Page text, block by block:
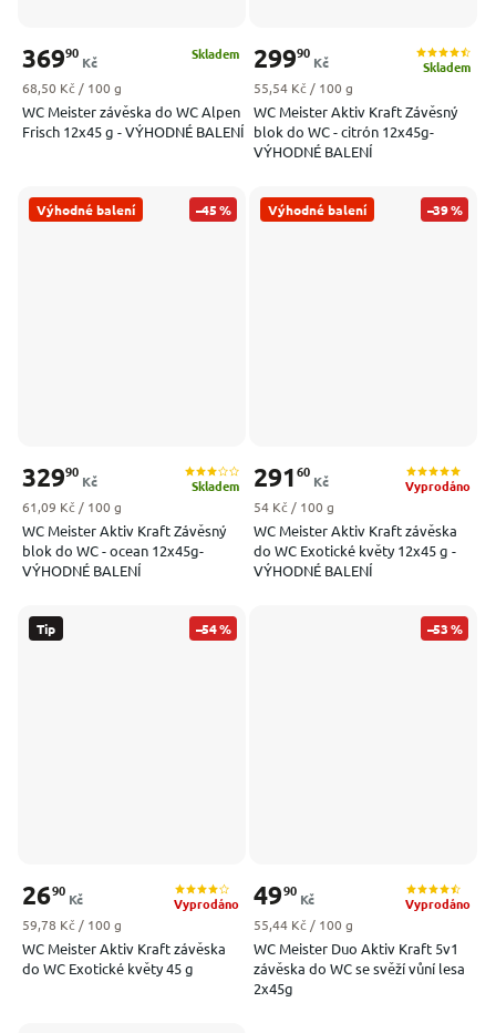
WC Meister závěska do WC Alpen
Frisch 12x45 g - VÝHODNÉ BALENÍ
Skladem
36990
Kč
Měrná cena:
68,50 Kč / 100 g
WC Meister Aktiv Kraft Závěsný
blok do WC - citrón 12x45g-
VÝHODNÉ BALENÍ
Skladem
29990
Kč
Měrná cena:
55,54 Kč / 100 g
Výhodné balení –45 %
WC Meister Aktiv Kraft Závěsný
blok do WC - ocean 12x45g-
VÝHODNÉ BALENÍ
Skladem
32990
Kč
Měrná cena:
61,09 Kč / 100 g
Výhodné balení –39 %
WC Meister Aktiv Kraft závěska
do WC Exotické květy 12x45 g -
VÝHODNÉ BALENÍ
Vyprodáno
291 60
Kč
Měrná cena:
54 Kč / 100 g
Tip –54 %
WC Meister Aktiv Kraft závěska
do WC Exotické květy 45 g
Vyprodáno
2690
Kč
Měrná cena:
59,78 Kč / 100 g
–53 %
WC Meister Duo Aktiv Kraft 5v1
závěska do WC se svěží vůní lesa
2x45g
Vyprodáno
4990
Kč
Měrná cena:
55,44 Kč / 100 g